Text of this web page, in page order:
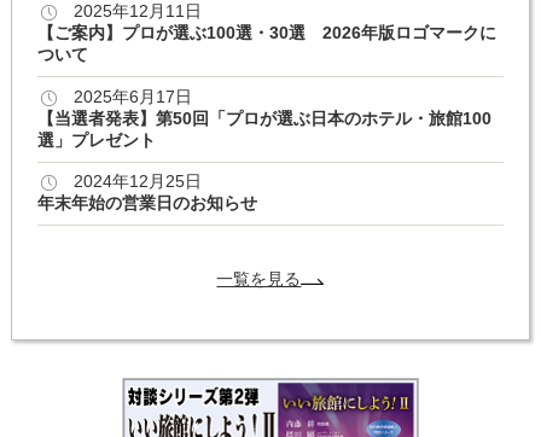
2025年12月11日
【ご案内】プロが選ぶ100選・30選 2026年版ロゴマークに
ついて
2025年6月17日
【当選者発表】第50回「プロが選ぶ日本のホテル・旅館100
選」プレゼント
2024年12月25日
年末年始の営業日のお知らせ
一覧を見る